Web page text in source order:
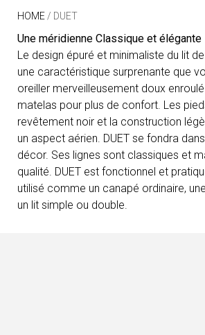
HOME/ DUET
Une méridienne Classique et élégante
Le design épuré et minimaliste du lit
une caractéristique surprenante que
oreiller merveilleusement doux
matelas pour plus de confort. Les
revêtement noir et la construction
un aspect aérien. DUET se fondra dans
décor. Ses lignes sont classiques et
qualité. DUET est fonctionnel et
utilisé comme un canapé ordinaire,
un lit simple ou double.